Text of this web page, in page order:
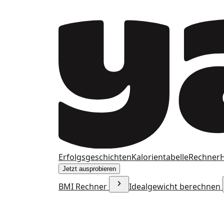
ErfolgsgeschichtenKalorientabelleRechner
Jetzt ausprobieren
BMI Rechner Idealgewicht berechnen